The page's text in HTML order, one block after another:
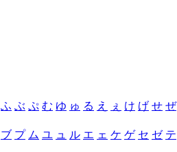
ふ ぶ ぷ む ゆ ゅ る え ぇ け げ せ ぜ
ブ プ ム ユ ュ ル エ ェ ケ ゲ セ ゼ テ